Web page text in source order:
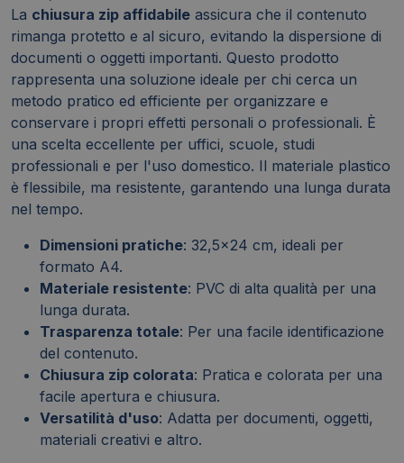
La chiusura zip affidabile assicura che il contenuto
rimanga protetto e al sicuro, evitando la dispersione di
documenti o oggetti importanti. Questo prodotto
rappresenta una soluzione ideale per chi cerca un
metodo pratico ed efficiente per organizzare e
conservare i propri effetti personali o professionali. È
una scelta eccellente per uffici, scuole, studi
professionali e per l'uso domestico. Il materiale plastico
è flessibile, ma resistente, garantendo una lunga durata
nel tempo.
Dimensioni pratiche: 32,5x24 cm, ideali per
formato A4.
Materiale resistente: PVC di alta qualità per una
lunga durata.
Trasparenza totale: Per una facile identificazione
del contenuto.
Chiusura zip colorata: Pratica e colorata per una
facile apertura e chiusura.
Versatilità d'uso: Adatta per documenti, oggetti,
materiali creativi e altro.